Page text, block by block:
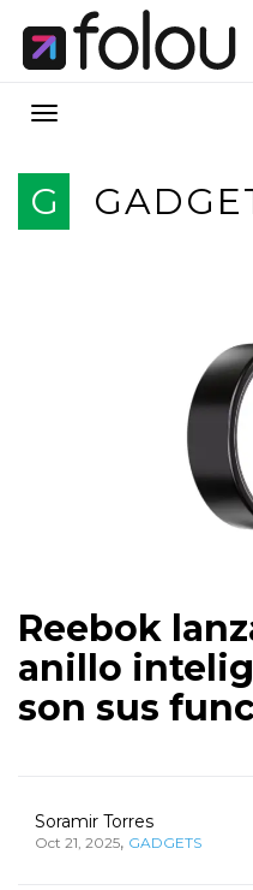
G
Reebok
anillo
son sus
Soramir Torres
Oct 21, 2025, GADGETS